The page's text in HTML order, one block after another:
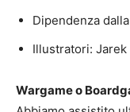
Dipendenza
Illustratori: Jarek
Wargame o